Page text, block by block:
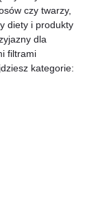
czy twarzy,
diety i produkty
dla
filtrami
kategorie: